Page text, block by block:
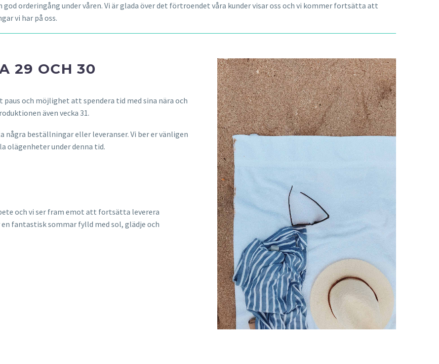
orderingång under våren. Vi är glada över det förtroendet våra kunder visar oss och vi kommer fortsätta att
vi har på oss.
29 OCH 30
och möjlighet att spendera tid med sina nära och
även vecka 31.
beställningar eller leveranser. Vi ber er vänligen
olägenheter under denna tid.
och vi ser fram emot att fortsätta leverera
fantastisk sommar fylld med sol, glädje och